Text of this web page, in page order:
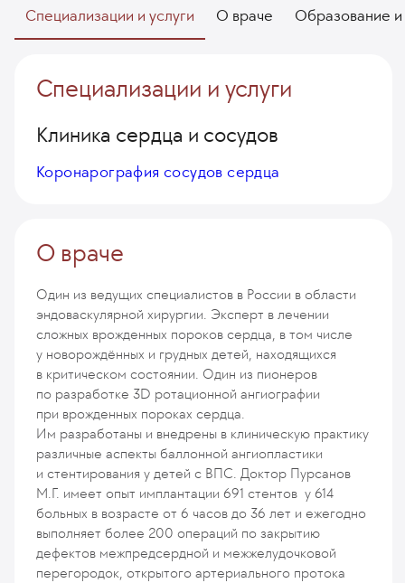
Специализации и услуги О враче Образование
Специализации и услуги
Клиника сердца и сосудов
Коронарография сосудов сердца
О враче
Один из ведущих специалистов в России в области
эндоваскулярной хирургии. Эксперт в лечении
сложных врожденных пороков сердца, в том числе
у новорождённых и грудных детей, находящихся
в критическом состоянии. Один из пионеров
по разработке 3D ротационной ангиографии
при врожденных пороках сердца.
Им разработаны и внедрены в клиническую практику
различные аспекты баллонной ангиопластики
и стентирования у детей с ВПС. Доктор Пурсанов
М.Г. имеет опыт имплантации 691 стентов у 614
больных в возрасте от 6 часов до 36 лет и ежегодно
выполняет более 200 операций по закрытию
дефектов межпредсердной и межжелудочковой
перегородок, открытого артериального протока